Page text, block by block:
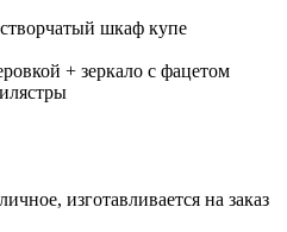
шкаф купе
+ зеркало с фацетом
изготавливается на заказ